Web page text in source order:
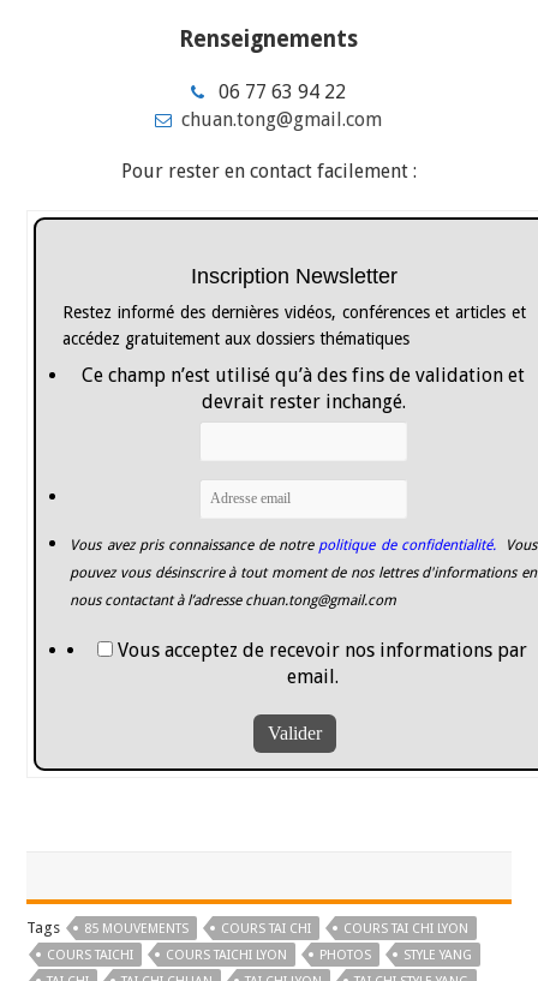
Renseignements
06 77 63 94 22
chuan.tong@gmail.com
Pour rester en contact facilement :
Inscription Newsletter
Restez informé des dernières vidéos, conférences et articles et
accédez gratuitement aux dossiers thématiques
Ce champ n’est utilisé qu’à des fins de validation et
devrait rester inchangé.
Vous avez pris connaissance de notrepolitique de confidentialité.
Vous
pouvez vous désinscrire à tout moment de nos lettres d'informations en
nous contactant à l’adresse chuan.tong@gmail.com
Vous acceptez de recevoir nos informations par
email.
Tags 85 MOUVEMENTS COURS TAI CHI
COURS TAI CHI LYON
COURS TAICHI
COURS TAICHI LYON PHOTOS
STYLE YANG